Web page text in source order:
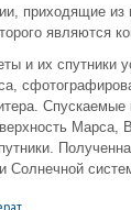
приходящие
являются
и их спутники
Спускаемые
Марса,
Солнечной